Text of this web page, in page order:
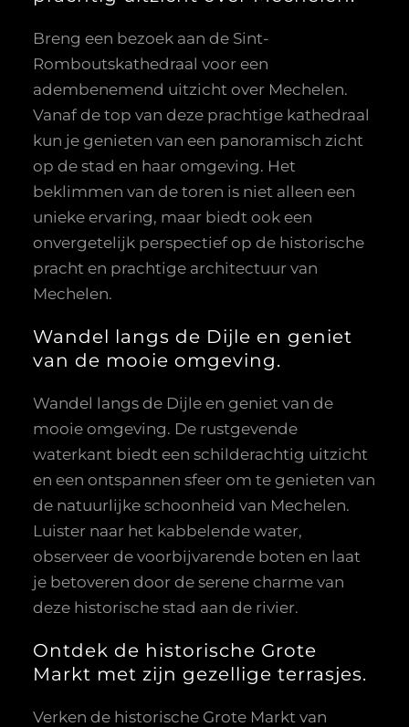
Breng een bezoek aan de Sint-
Romboutskathedraal voor een
adembenemend uitzicht over Mechelen.
Vanaf de top van deze prachtige kathedraal
kun je genieten van een panoramisch zicht
op de stad en haar omgeving. Het
beklimmen van de toren is niet alleen een
unieke ervaring, maar biedt ook een
onvergetelijk perspectief op de historische
pracht en prachtige architectuur van
Mechelen.
Wandel langs de Dijle en geniet
van de mooie omgeving.
Wandel langs de Dijle en geniet van de
mooie omgeving. De rustgevende
waterkant biedt een schilderachtig uitzicht
en een ontspannen sfeer om te genieten van
de natuurlijke schoonheid van Mechelen.
Luister naar het kabbelende water,
observeer de voorbijvarende boten en laat
je betoveren door de serene charme van
deze historische stad aan de rivier.
Ontdek de historische Grote
Markt met zijn gezellige terrasjes.
Verken de historische Grote Markt van